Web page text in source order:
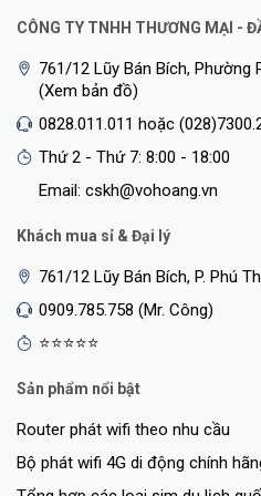
CÔNG TY TNHH THƯƠNG MẠI -
761/12 Lũy Bán Bích, Phường
(Xem bản đồ)
0828.011.011 hoặc
Thứ 2 - Thứ 7: 8:00 - 18:00
Email: cskh@vohoang.vn
Khách mua sỉ & Đại lý
761/12 Lũy Bán Bích, P. Phú
0909.785.758 (Mr. Công)
⭐⭐⭐⭐⭐
Sản phẩm nổi bật
Router phát wifi theo nhu cầu
Bộ phát wifi 4G di động chính